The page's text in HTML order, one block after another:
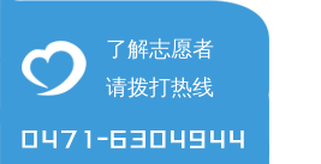
了解志愿者
请拨打热线